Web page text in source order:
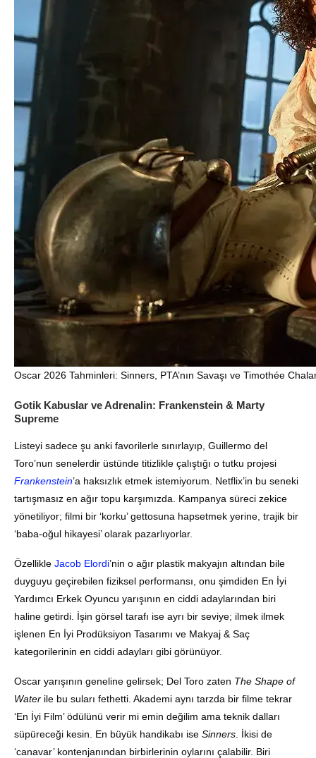
Oscar 2026 Tahminleri: Sinners, PTA’nın Savaşı ve Timothée
Gotik Kabuslar ve Adrenalin: Frankenstein & Marty
Supreme
Listeyi sadece şu anki favorilerle sınırlayıp, Guillermo del
Toro’nun senelerdir üstünde titizlikle çalıştığı o tutku projesi
Frankenstein’a haksızlık etmek istemiyorum. Netflix’in bu seneki
tartışmasız en ağır topu karşımızda. Kampanya süreci zekice
yönetiliyor; filmi bir ‘korku’ gettosuna hapsetmek yerine, trajik bir
‘baba-oğul hikayesi’ olarak pazarlıyorlar.
Özellikle Jacob Elordi’nin o ağır plastik makyajın altından bile
duyguyu geçirebilen fiziksel performansı, onu şimdiden En İyi
Yardımcı Erkek Oyuncu yarışının en ciddi adaylarından biri
haline getirdi. İşin görsel tarafı ise ayrı bir seviye; ilmek ilmek
işlenen En İyi Prodüksiyon Tasarımı ve Makyaj & Saç
kategorilerinin en ciddi adayları gibi görünüyor.
Oscar yarışının geneline gelirsek; Del Toro zaten The Shape of
Water ile bu suları fethetti. Akademi aynı tarzda bir filme tekrar
‘En İyi Film’ ödülünü verir mi emin değilim ama teknik dalları
süpüreceği kesin. En büyük handikabı ise Sinners . İkisi de
‘canavar’ kontenjanından birbirlerinin oylarını çalabilir. Biri